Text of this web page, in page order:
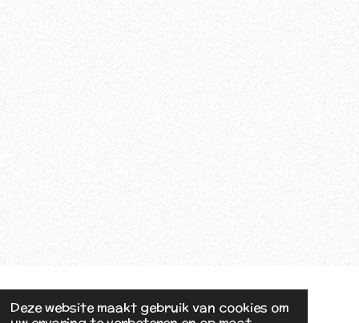
Deze website maakt gebruik van cookies om